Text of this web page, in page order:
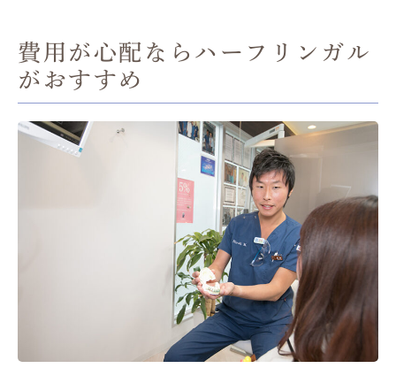
費用が心配ならハーフリンガル
がおすすめ